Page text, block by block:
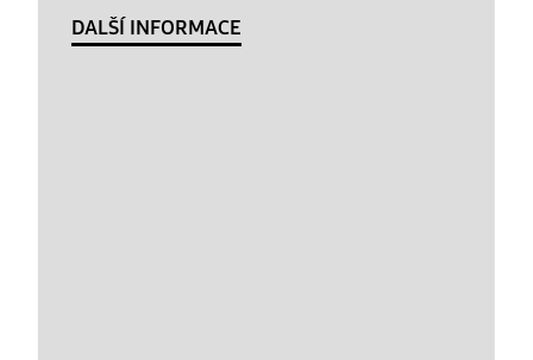
DALŠÍ INFORMACE